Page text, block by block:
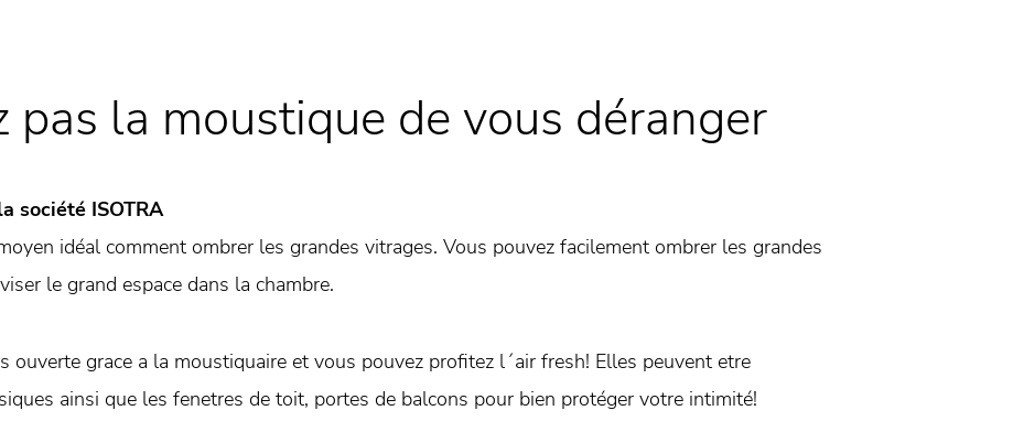
pas la moustique de vous déranger
société ISOTRA
idéal comment ombrer les grandes vitrages. Vous pouvez facilement ombrer les grandes
le grand espace dans la chambre.
ouverte grace a la moustiquaire et vous pouvez profitez l´air fresh! Elles peuvent etre
ainsi que les fenetres de toit, portes de balcons pour bien protéger votre intimité!